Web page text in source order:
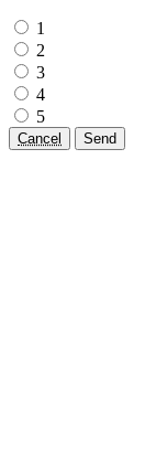
1
2
3
4
5
Cancel Send